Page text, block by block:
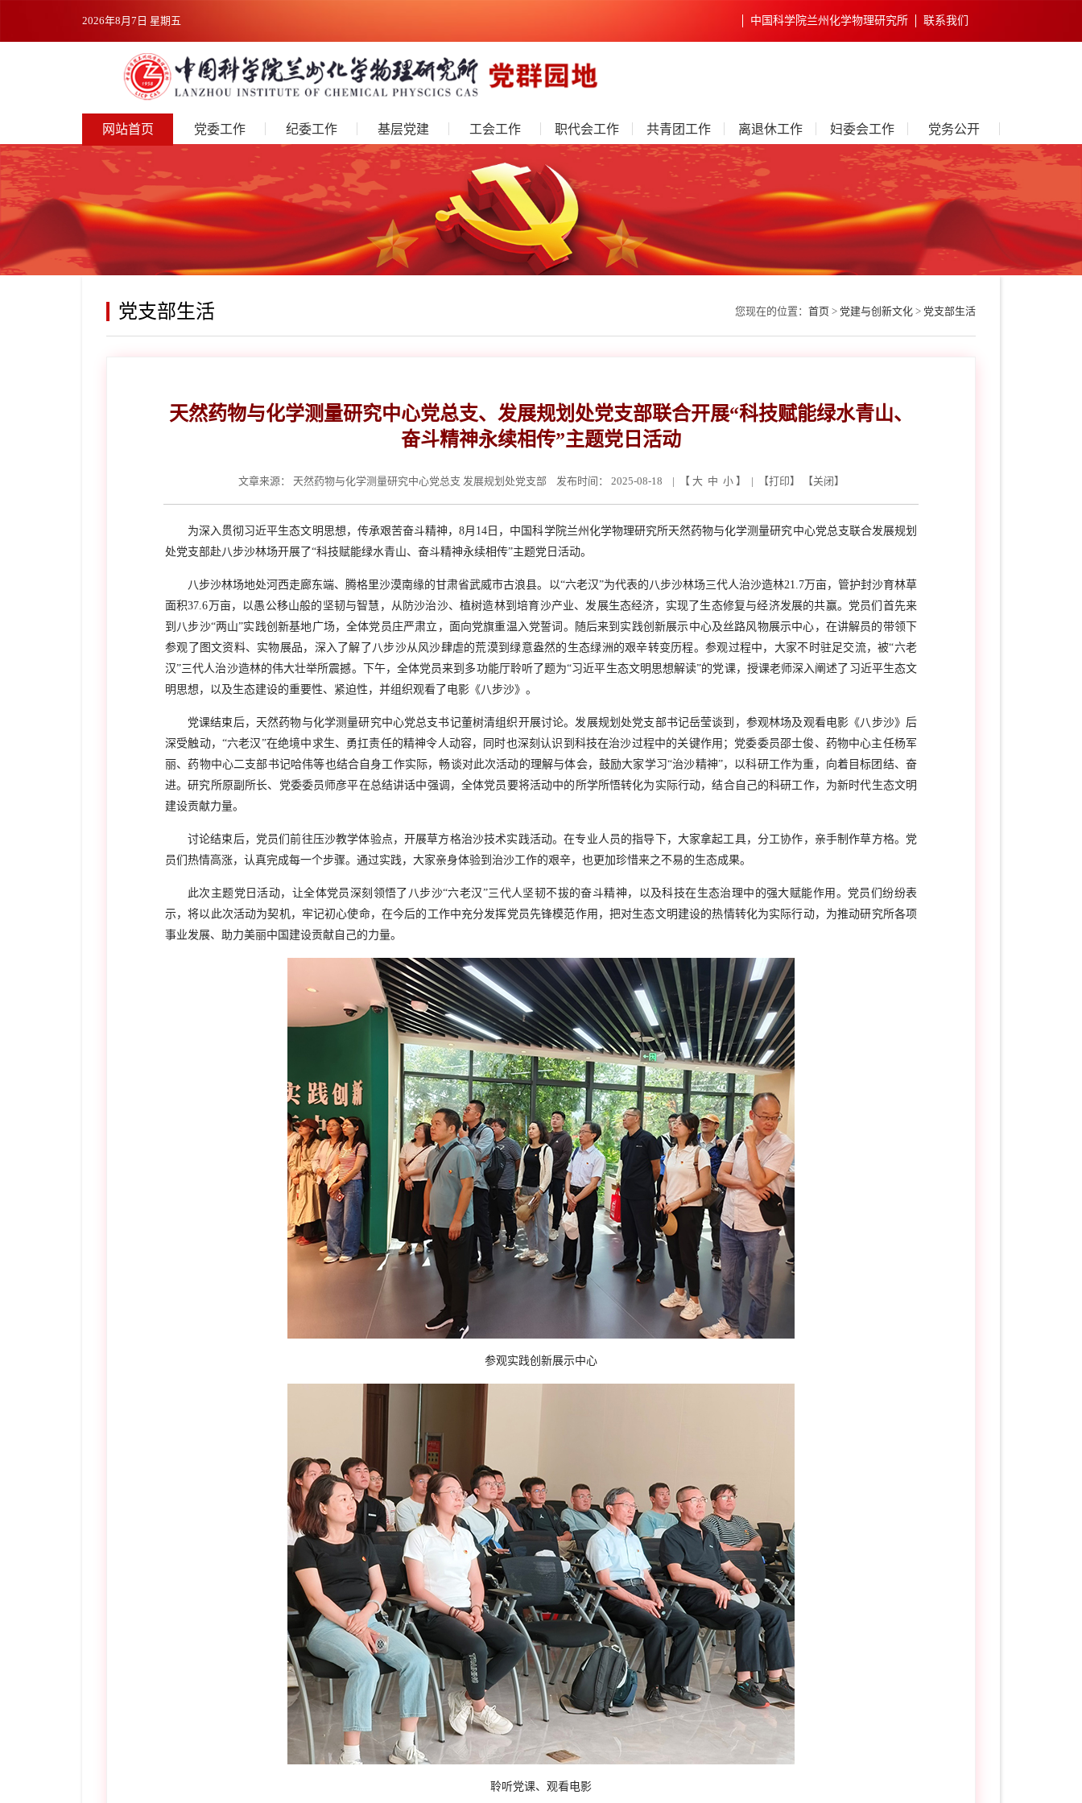
2026年8月7日 星期五 中国科学院兰州化学物理研究所 联系我们
网站首页 党委工作 纪委工作 基层党建 工会工作 职代会工作 共青团工作 离退休工作 妇委会工作 党务公开
党支部生活 您现在的位置： 首页 > 党建与创新文化 > 党支部生活
天然药物与化学测量研究中心党总支、发展规划处党支部联合开展“科技赋能绿水青山、
奋斗精神永续相传”主题党日活动
文章来源： 天然药物与化学测量研究中心党总支 发展规划处党支部 发布时间： 2025-08-18 | 【 大 中 小】 | 【打印】 【关闭 】
为深入贯彻习近平生态文明思想，传承艰苦奋斗精神，8月14日，中国科学院兰州化学物理研究所天然药物与化学测量研究中心党总支联合发展规划
处党支部赴八步沙林场开展了“科技赋能绿水青山、奋斗精神永续相传”主题党日活动。
八步沙林场地处河西走廊东端、腾格里沙漠南缘的甘肃省武威市古浪县。以“六老汉”为代表的八步沙林场三代人治沙造林21.7万亩，管护封沙育林草
面积37.6万亩，以愚公移山般的坚韧与智慧，从防沙治沙、植树造林到培育沙产业、发展生态经济，实现了生态修复与经济发展的共赢。党员们首先来
到八步沙“两山”实践创新基地广场，全体党员庄严肃立，面向党旗重温入党誓词。随后来到实践创新展示中心及丝路风物展示中心，在讲解员的带领下
参观了图文资料、实物展品，深入了解了八步沙从风沙肆虐的荒漠到绿意盎然的生态绿洲的艰辛转变历程。参观过程中，大家不时驻足交流，被“六老
汉”三代人治沙造林的伟大壮举所震撼。下午，全体党员来到多功能厅聆听了题为“习近平生态文明思想解读”的党课，授课老师深入阐述了习近平生态文
明思想，以及生态建设的重要性、紧迫性，并组织观看了电影《八步沙》。
党课结束后，天然药物与化学测量研究中心党总支书记董树清组织开展讨论。发展规划处党支部书记岳莹谈到，参观林场及观看电影《八步沙》后
深受触动，“六老汉”在绝境中求生、勇扛责任的精神令人动容，同时也深刻认识到科技在治沙过程中的关键作用；党委委员邵士俊、药物中心主任杨军
丽、药物中心二支部书记哈伟等也结合自身工作实际，畅谈对此次活动的理解与体会，鼓励大家学习“治沙精神”，以科研工作为重，向着目标团结、奋
进。研究所原副所长、党委委员师彦平在总结讲话中强调，全体党员要将活动中的所学所悟转化为实际行动，结合自己的科研工作，为新时代生态文明
建设贡献力量。
讨论结束后，党员们前往压沙教学体验点，开展草方格治沙技术实践活动。在专业人员的指导下，大家拿起工具，分工协作，亲手制作草方格。党
员们热情高涨，认真完成每一个步骤。通过实践，大家亲身体验到治沙工作的艰辛，也更加珍惜来之不易的生态成果。
此次主题党日活动，让全体党员深刻领悟了八步沙“六老汉”三代人坚韧不拔的奋斗精神，以及科技在生态治理中的强大赋能作用。党员们纷纷表
示，将以此次活动为契机，牢记初心使命，在今后的工作中充分发挥党员先锋模范作用，把对生态文明建设的热情转化为实际行动，为推动研究所各项
事业发展、助力美丽中国建设贡献自己的力量。
参观实践创新展示中心
聆听党课、观看电影